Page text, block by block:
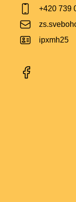
+420 739
ipxmh25